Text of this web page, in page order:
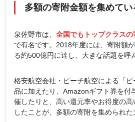
多額の寄附金額を集めてい
泉佐野市は、全国でもトップクラス
で有名です。2018年度には、寄附額
る約500億円に達し、大きな話題を呼
格安航空会社・ピーチ航空による「
品に加えたり、Amazonギフト券を付
催したりと、高い還元率やお得度の
したことが、多額の寄附を集められた